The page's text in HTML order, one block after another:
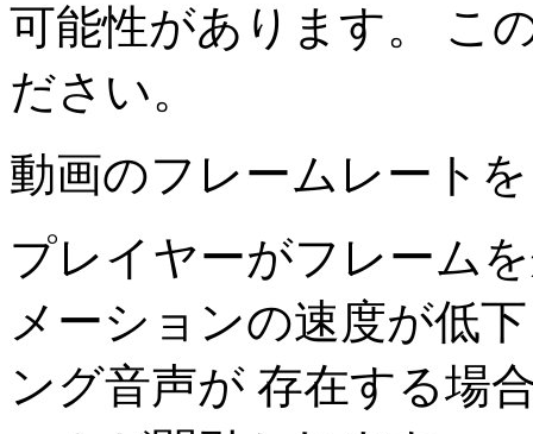
可能性があります。 こ
ださい。
動画のフレームレート
プレイヤーがフレーム
メーションの速度が低
ング音声が 存在する場